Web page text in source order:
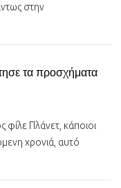
στην
τα προσχήματα
Πλάνετ, κάποιοι
χρονιά, αυτό